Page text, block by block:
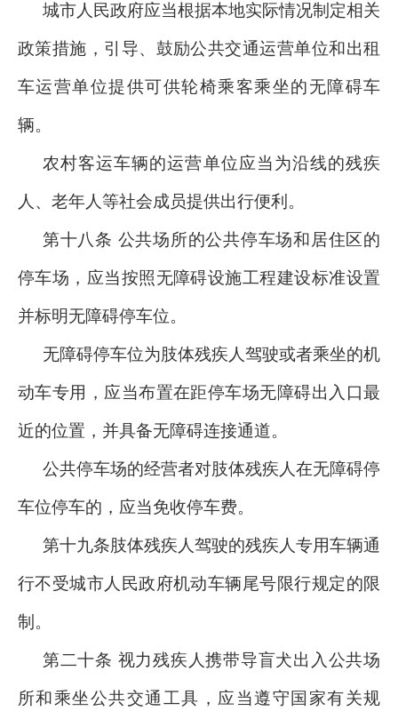
城市人民政府应当根据本地实际情况制定相关
政策措施，引导、鼓励公共交通运营单位和出租
车运营单位提供可供轮椅乘客乘坐的无障碍车
辆。
农村客运车辆的运营单位应当为沿线的残疾
人、老年人等社会成员提供出行便利。
第十八条 公共场所的公共停车场和居住区的
停车场，应当按照无障碍设施工程建设标准设置
并标明无障碍停车位。
无障碍停车位为肢体残疾人驾驶或者乘坐的机
动车专用，应当布置在距停车场无障碍出入口最
近的位置，并具备无障碍连接通道。
公共停车场的经营者对肢体残疾人在无障碍停
车位停车的，应当免收停车费。
第十九条肢体残疾人驾驶的残疾人专用车辆通
行不受城市人民政府机动车辆尾号限行规定的限
制。
第二十条 视力残疾人携带导盲犬出入公共场
所和乘坐公共交通工具，应当遵守国家有关规